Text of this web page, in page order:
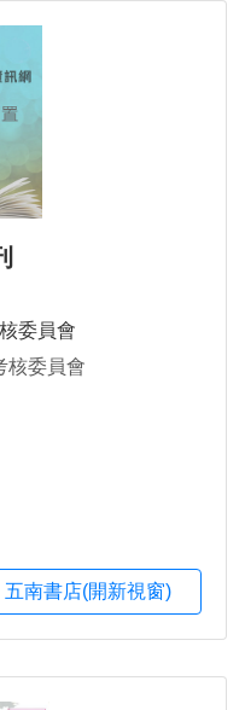
委員會
核委員會
五南書店(開新視窗)